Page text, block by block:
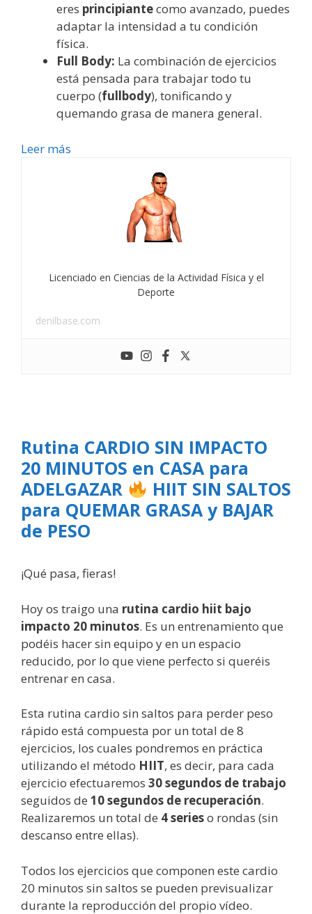
eres principiantecomo avanzado, puedes
adaptar la intensidad a tu condición
física.
Full Body: La combinación de ejercicios
está pensada para trabajar todo tu
cuerpo (fullbody), tonificando y
quemando grasa de manera general.
Leer más
Licenciado en Ciencias de la Actividad Física y el
Deporte
denilbase.com
Rutina CARDIO SIN IMPACTO
20 MINUTOS en CASA para
ADELGAZAR
HIIT SIN SALTOS
para QUEMAR GRASA y BAJAR
de PESO
¡Qué pasa, fieras!
Hoy os traigo una rutina cardio hiit bajo
impacto 20 minutos. Es un entrenamiento que
podéis hacer sin equipo y en un espacio
reducido, por lo que viene perfecto si queréis
entrenar en casa.
Esta rutina cardio sin saltos para perder peso
rápido está compuesta por un total de 8
ejercicios, los cuales pondremos en práctica
utilizando el método HIIT, es decir, para cada
ejercicio efectuaremos 30 segundos de trabajo
seguidos de 10 segundos de recuperación.
Realizaremos un total de 4 serieso rondas (sin
descanso entre ellas).
Todos los ejercicios que componen este cardio
20 minutos sin saltos se pueden previsualizar
durante la reproducción del propio vídeo.